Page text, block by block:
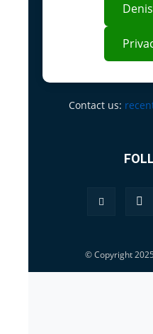
Contact us:
© Copyright